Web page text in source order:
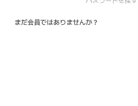
まだ会員ではありませんか？